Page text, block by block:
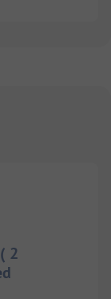
2